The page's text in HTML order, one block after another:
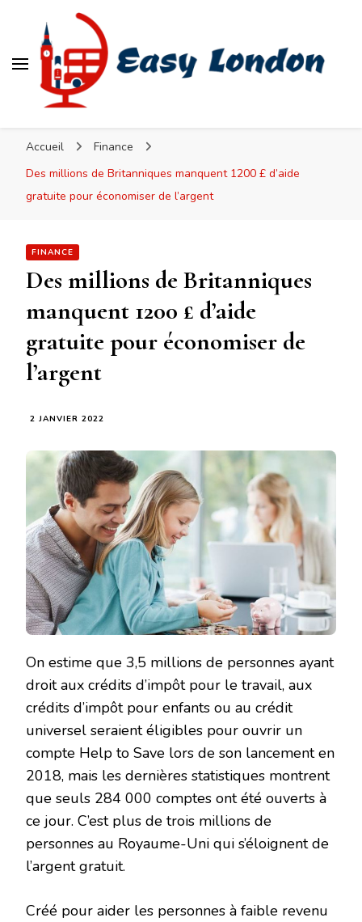
Accueil
Finance
Des millions de Britanniques manquent 1200 £ d’aide
gratuite pour économiser de l’argent
FINANCE
Des millions de Britanniques
manquent 1200 £ d’aide
gratuite pour économiser de
l’argent
2 JANVIER 2022
On estime que 3,5 millions de personnes ayant
droit aux crédits d’impôt pour le travail, aux
crédits d’impôt pour enfants ou au crédit
universel seraient éligibles pour ouvrir un
compte Help to Save lors de son lancement en
2018, mais les dernières statistiques montrent
que seuls 284 000 comptes ont été ouverts à
ce jour. C’est plus de trois millions de
personnes au Royaume-Uni qui s’éloignent de
l’argent gratuit.
Créé pour aider les personnes à faible revenu